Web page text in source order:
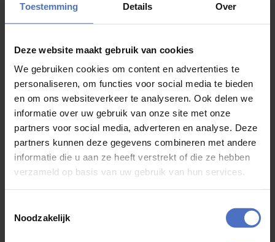
Toestemming Details Over
Deze website maakt gebruik van cookies
We gebruiken cookies om content en advertenties te
personaliseren, om functies voor social media te bieden
en om ons websiteverkeer te analyseren. Ook delen we
informatie over uw gebruik van onze site met onze
partners voor social media, adverteren en analyse. Deze
partners kunnen deze gegevens combineren met andere
informatie die u aan ze heeft verstrekt of die ze hebben
verzameld op basis van uw gebruik van hun services.
Noodzakelijk
Veenendaal, Wageningen, Bennekom en Lunteren.
Added Value Fiscaal Juristen
Willem Welgravenlaan 10
6741 ZH Lunteren
085 – 9021989
j.vink@avfj.nl